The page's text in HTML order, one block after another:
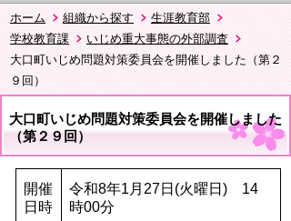
ホーム 組織から探す
生涯教育部
学校教育課
いじめ重大事態の外部調査
大口町いじめ問題対策委員会を開催しました（第２
９回）
大口町いじめ問題対策委員会を開催しました
（第２９回）
開催
日時
令和8年1月27日(火曜日) 14
時00分